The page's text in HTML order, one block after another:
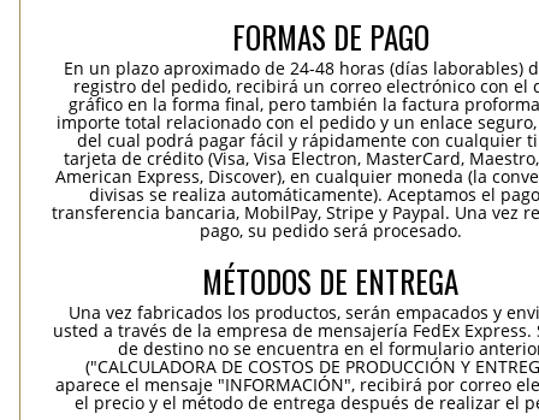
FORMAS DE PAGO
En un plazo aproximado de 24-48 horas (días laborables)
registro del pedido, recibirá un correo electrónico con el
gráfico en la forma final, pero también la factura
importe total relacionado con el pedido y un enlace
del cual podrá pagar fácil y rápidamente con cualquier
tarjeta de crédito (Visa, Visa Electron, MasterCard,
American Express, Discover), en cualquier moneda (la
divisas se realiza automáticamente). Aceptamos el
transferencia bancaria, MobilPay, Stripe y Paypal. Una vez
pago, su pedido será procesado.
MÉTODOS DE ENTREGA
Una vez fabricados los productos, serán empacados y
usted a través de la empresa de mensajería FedEx Express.
de destino no se encuentra en el formulario
("CALCULADORA DE COSTOS DE PRODUCCIÓN Y
aparece el mensaje "INFORMACIÓN", recibirá por correo
el precio y el método de entrega después de realizar el